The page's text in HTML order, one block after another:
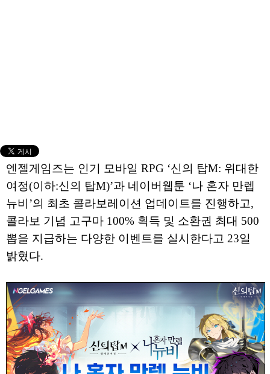
엔젤게임즈는 인기 모바일 RPG ‘신의 탑M: 위대한
여정(이하:신의 탑M)’과 네이버웹툰 ‘나 혼자 만렙
뉴비’의 최초 콜라보레이션 업데이트를 진행하고,
콜라보 기념 고구마 100% 획득 및 소환권 최대 500
뽑을 지급하는 다양한 이벤트를 실시한다고 23일
밝혔다.